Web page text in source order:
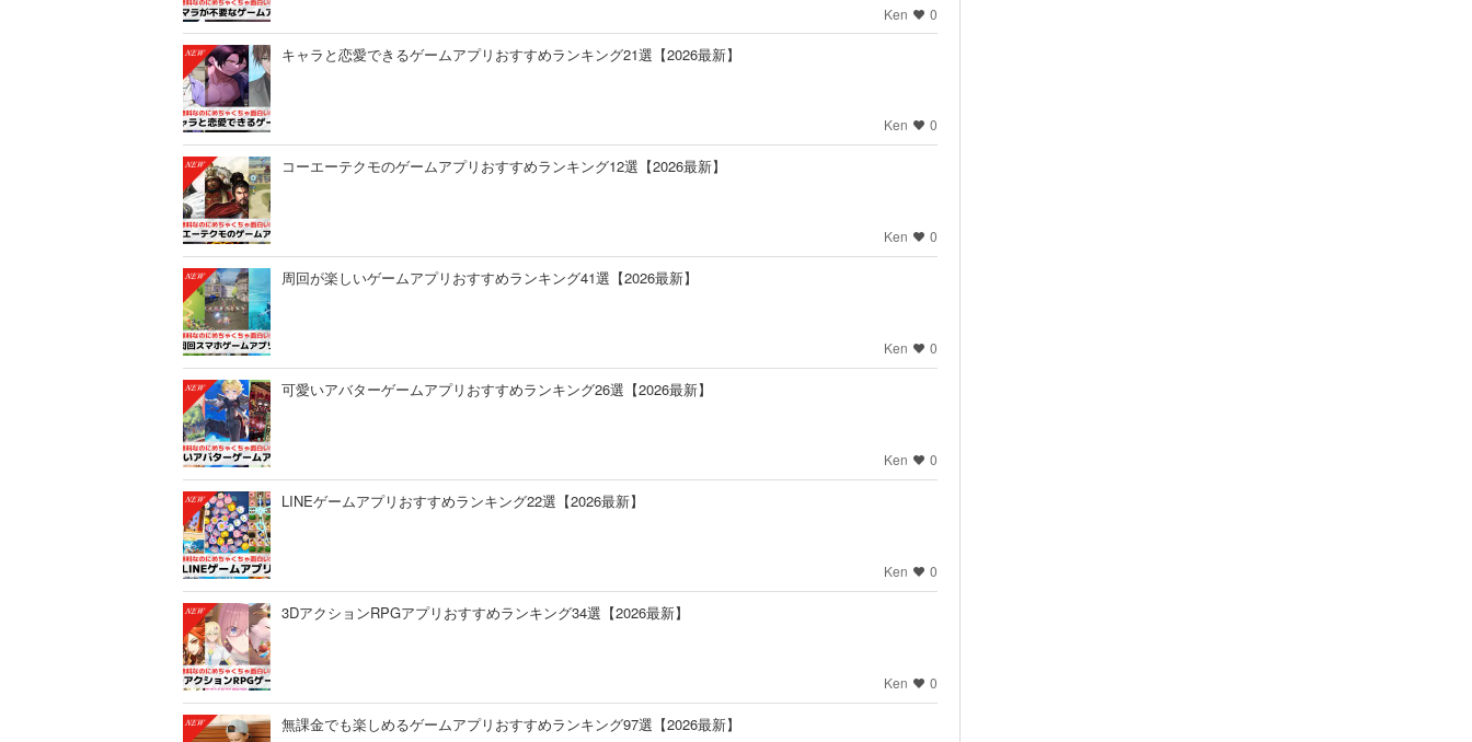
Ken 0
キャラと恋愛できるゲームアプリおすすめランキング21選【2026最新】
Ken 0
コーエーテクモのゲームアプリおすすめランキング12選【2026最新】
Ken 0
周回が楽しいゲームアプリおすすめランキング41選【2026最新】
Ken 0
可愛いアバターゲームアプリおすすめランキング26選【2026最新】
Ken 0
LINEゲームアプリおすすめランキング22選【2026最新】
Ken 0
3DアクションRPGアプリおすすめランキング34選【2026最新】
Ken 0
無課金でも楽しめるゲームアプリおすすめランキング97選【2026最新】